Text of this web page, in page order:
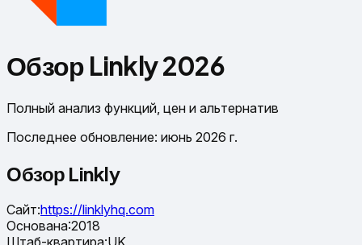
Обзор Linkly 2026
Полный анализ функций, цен и альтернатив
Последнее обновление: июнь 2026 г.
Обзор Linkly
Сайт:https://linklyhq.com
Основана:2018